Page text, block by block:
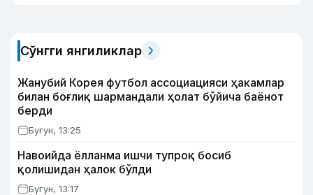
Сўнгги янгиликлар
Жанубий Корея футбол ассоциацияси ҳакамлар
билан боғлиқ шармандали ҳолат бўйича баёнот
берди
Бугун, 13:25
Навоийда ёлланма ишчи тупроқ босиб
қолишидан ҳалок бўлди
Бугун, 13:17